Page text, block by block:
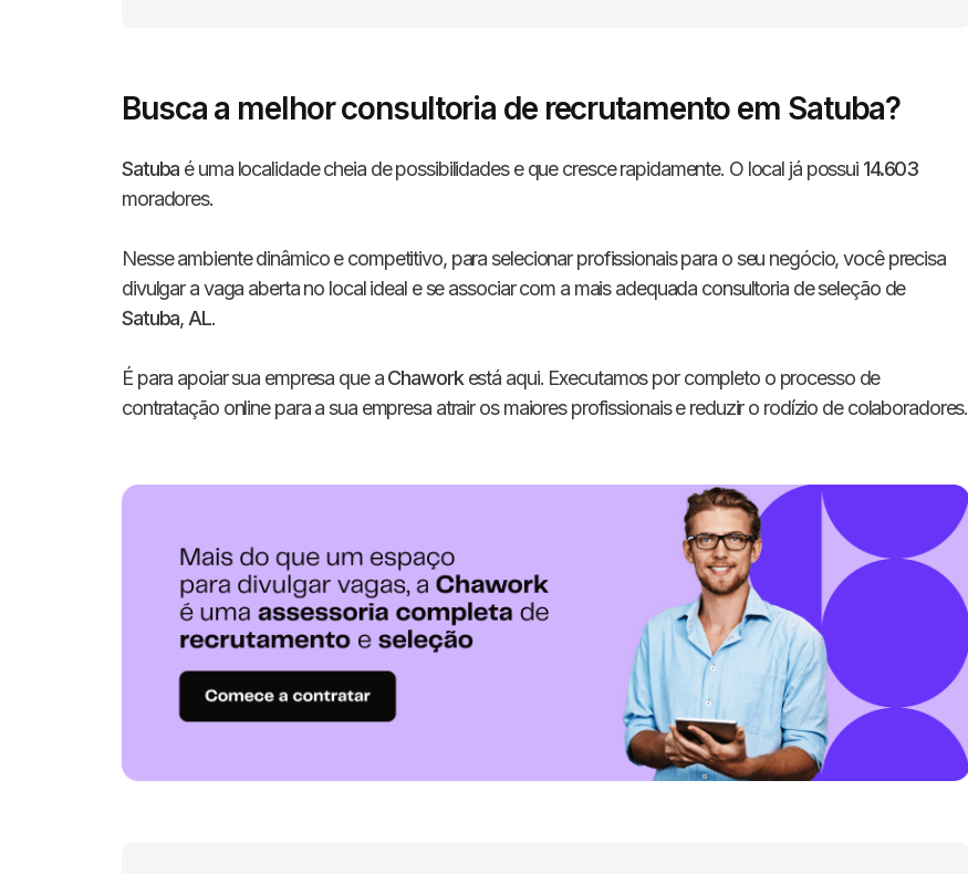
Busca a melhor consultoria de recrutamento em Satuba?
Satuba é uma localidade cheia de possibilidades e que cresce rapidamente. O local já possui 14.603
moradores.
Nesse ambiente dinâmico e competitivo, para selecionar profissionais para o seu negócio, você precisa
divulgar a vaga aberta no local ideal e se associar com a mais adequada consultoria de seleção de
Satuba,AL.
É para apoiar sua empresa que aChaworkestá aqui. Executamos por completo o processo de
contratação online para a sua empresa atrair os maiores profissionais e reduzir o rodízio de colaboradores.